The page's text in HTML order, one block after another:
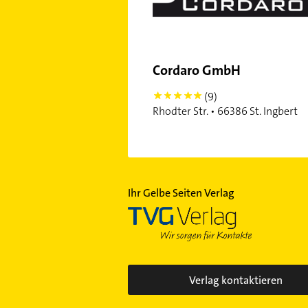
Cordaro GmbH
5
(9)
Rhodter Str. • 66386 St. Ingbert
Ihr Gelbe Seiten Verlag
Verlag kontaktieren